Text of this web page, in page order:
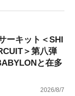
ーキット＜SHI
＞第八弾
と在多
2026/8/7